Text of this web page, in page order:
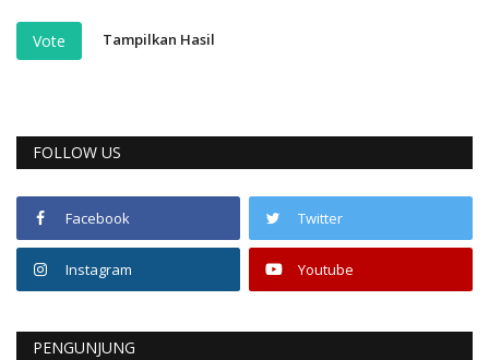
Vote Tampilkan Hasil
FOLLOW US
Facebook Twitter
Instagram Youtube
PENGUNJUNG